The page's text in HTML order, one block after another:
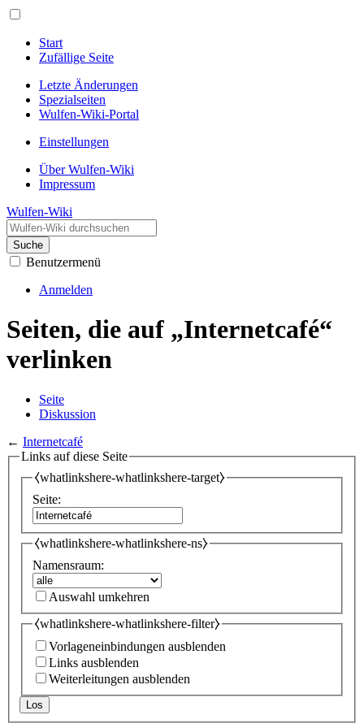
Start
Zufällige Seite
Letzte Änderungen
Spezialseiten
Wulfen-Wiki-Portal
Einstellungen
Über Wulfen-Wiki
Impressum
Wulfen-Wiki
Suche
Benutzermenü
Anmelden
Seiten, die auf „Internetcafé“
verlinken
Seite
Diskussion
← Internetcafé
Links auf diese Seite
⧼whatlinkshere-whatlinkshere-target⧽
Seite:
⧼whatlinkshere-whatlinkshere-ns⧽
Namensraum:
Auswahl umkehren
⧼whatlinkshere-whatlinkshere-filter⧽
Vorlageneinbindungen ausblenden
Links ausblenden
Weiterleitungen ausblenden
Los